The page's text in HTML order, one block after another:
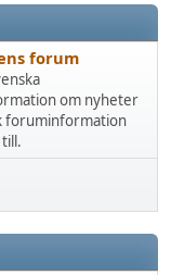
forum
om nyheter
foruminformation